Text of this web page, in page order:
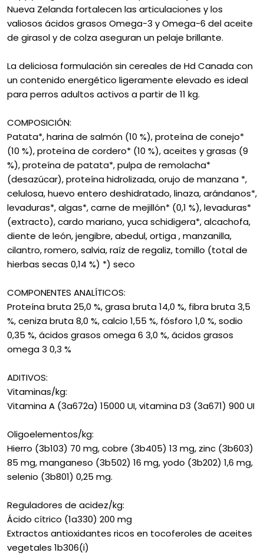
Nueva Zelanda fortalecen las articulaciones y los
valiosos ácidos grasos Omega-3 y Omega-6 del aceite
de girasol y de colza aseguran un pelaje brillante.
La deliciosa formulación sin cereales de Hd Canada con
un contenido energético ligeramente elevado es ideal
para perros adultos activos a partir de 11 kg.
COMPOSICIÓN:
Patata*, harina de salmón (10 %), proteína de conejo*
(10 %), proteína de cordero* (10 %), aceites y grasas (9
%), proteína de patata*, pulpa de remolacha*
(desazúcar), proteína hidrolizada, orujo de manzana *,
celulosa, huevo entero deshidratado, linaza, arándanos*,
levaduras*, algas*, carne de mejillón* (0,1 %), levaduras*
(extracto), cardo mariano, yuca schidigera*, alcachofa,
diente de león, jengibre, abedul, ortiga , manzanilla,
cilantro, romero, salvia, raíz de regaliz, tomillo (total de
hierbas secas 0,14 %) *) seco
COMPONENTES ANALÍTICOS:
Proteína bruta 25,0 %, grasa bruta 14,0 %, fibra bruta 3,5
%, ceniza bruta 8,0 %, calcio 1,55 %, fósforo 1,0 %, sodio
0,35 %, ácidos grasos omega 6 3,0 %, ácidos grasos
omega 3 0,3 %
ADITIVOS:
Vitaminas/kg:
Vitamina A (3a672a) 15000 UI, vitamina D3 (3a671) 900 UI
Oligoelementos/kg:
Hierro (3b103) 70 mg, cobre (3b405) 13 mg, zinc (3b603)
85 mg, manganeso (3b502) 16 mg, yodo (3b202) 1,6 mg,
selenio (3b801) 0,25 mg.
Reguladores de acidez/kg:
Ácido cítrico (1a330) 200 mg
Extractos antioxidantes ricos en tocoferoles de aceites
vegetales 1b306(i)